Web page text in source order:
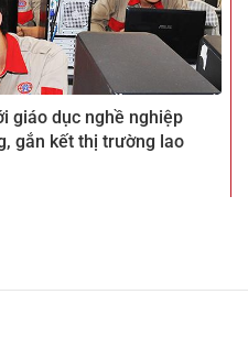
giáo dục nghề nghiệp
gắn kết thị trường lao